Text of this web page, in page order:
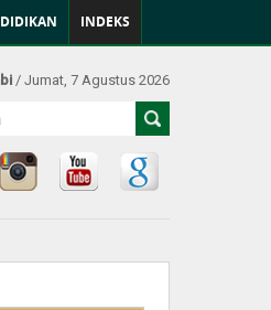
INDEKS
/ Jumat, 7 Agustus 2026